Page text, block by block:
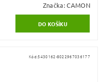
Značka:CAMON
Kód:5430162-8022967036177